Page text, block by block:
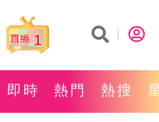
1
即時 熱門 熱搜